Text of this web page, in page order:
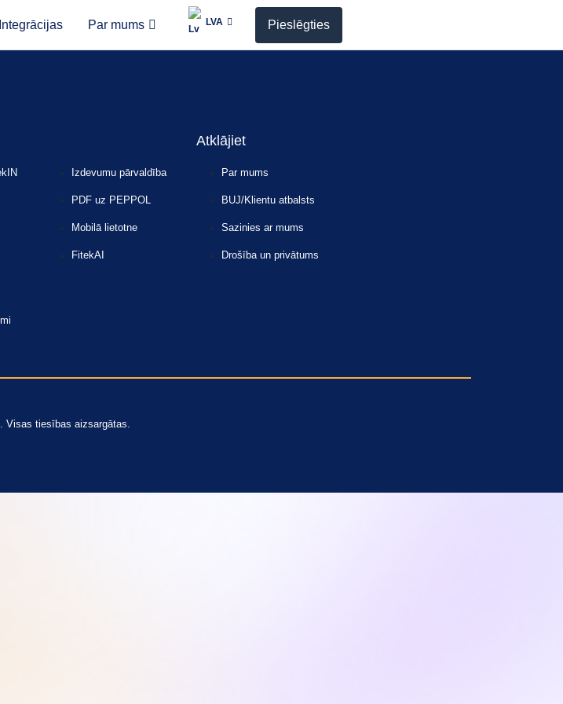
Integrācijas Par mums LVA Pieslēgties
Izdevumu pārvaldība
PDF uz PEPPOL
Mobilā lietotne
FitekAI
Atklājiet
Par mums
BUJ/Klientu atbalsts
Sazinies ar mums
Drošība un privātums
Visas tiesības aizsargātas.